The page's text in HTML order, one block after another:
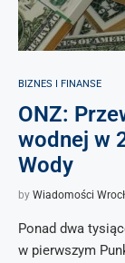
BIZNES I FINANSE
ONZ:
wodnej w
Wody
by Wiadomości
Ponad dwa
w pierwszym